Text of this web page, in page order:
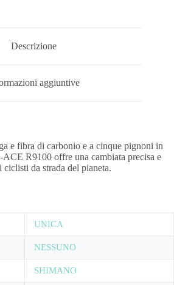
Descrizione
aggiuntive
e fibra di carbonio e a cinque pignoni in
R9100 offre una cambiata precisa e
da strada del pianeta.
UNICA
NESSUNO
SHIMANO